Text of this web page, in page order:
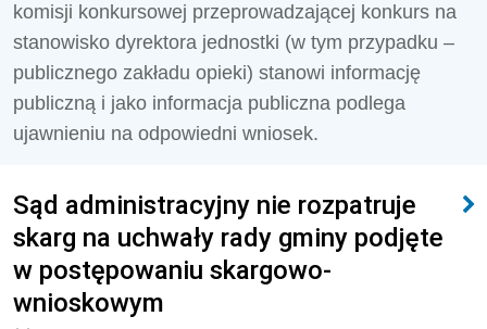
komisji konkursowej przeprowadzającej konkurs na
stanowisko dyrektora jednostki (w tym przypadku –
publicznego zakładu opieki) stanowi informację
publiczną i jako informacja publiczna podlega
ujawnieniu na odpowiedni wniosek.
Sąd administracyjny nie rozpatruje
skarg na uchwały rady gminy podjęte
w postępowaniu skargowo-
wnioskowym